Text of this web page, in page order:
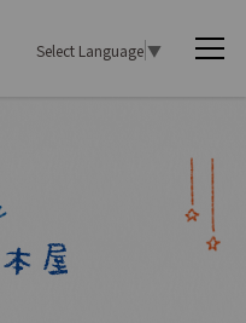
Select Language▼